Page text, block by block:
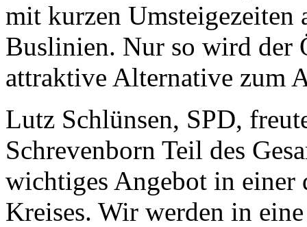
mit kurzen Umsteigezeiten
Buslinien. Nur so wird der
attraktive Alternative zum
Lutz Schlünsen, SPD,
Schrevenborn Teil des
wichtiges Angebot in einer
Kreises. Wir werden in